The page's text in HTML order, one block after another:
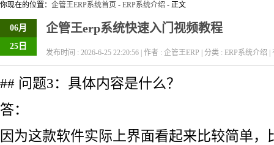
你现在的位置： 企管王ERP系统首页 - ERP系统介绍 - 正文
06月
25日
企管王erp系统快速入门视频教程
发布时间 : 2026-6-25 22:20:56 | 作者 : 企管王ERP | 分类 : ERP系统介绍 |
## 问题3：具体内容是什么？
答：
因为这款软件实际上界面看起来比较简单，